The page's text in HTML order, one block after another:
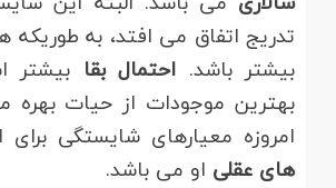
تدریج اتفاق می افتد، به
بیشتر باشد. احتمال بقا
بهترین موجودات از حیات بهره
امروزه معیارهای شایستگی برای
های عقلی او می باشد.